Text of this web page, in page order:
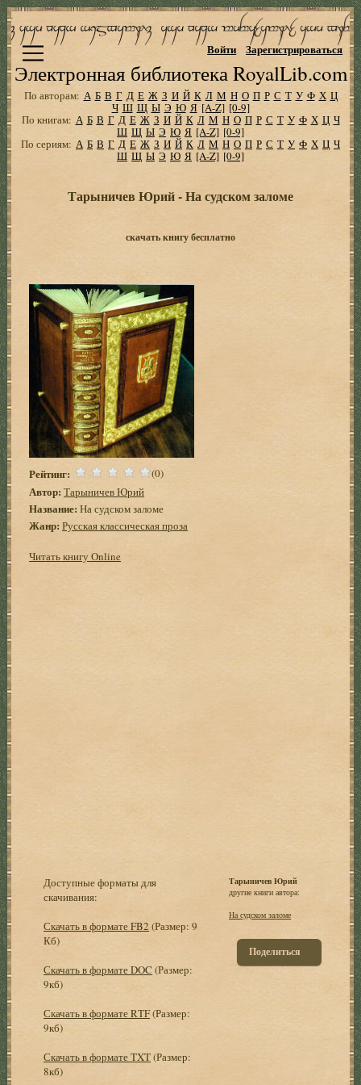
Электронная библиотека RoyalLib.com
Войти Зарегистрироваться
По авторам: А Б В Г Д Е Ж З И Й К Л М Н О П Р С Т У Ф Х Ц
Ч Ш Щ Ы Э Ю Я [A-Z] [0-9]
По книгам: А Б В Г Д Е Ж З И Й К Л М Н О П Р С Т У Ф Х Ц Ч
Ш Щ Ы Э Ю Я [A-Z] [0-9]
По сериям: А Б В Г Д Е Ж З И Й К Л М Н О П Р С Т У Ф Х Ц Ч
Ш Щ Ы Э Ю Я [A-Z] [0-9]
Тарыничев Юрий - На судском заломе
скачать книгу бесплатно
Рейтинг: (0)
Автор: Тарыничев Юрий
Название: На судском заломе
Жанр: Русская классическая проза
Читать книгу Online
Доступные форматы для
скачивания:
Скачать в формате FB2 (Размер: 9
Кб)
Скачать в формате DOC (Размер:
9кб)
Скачать в формате RTF(Размер:
9кб)
Скачать в формате TXT(Размер:
8кб)
Тарыничев Юрий
другие книги автора:
На судском заломе
Поделиться